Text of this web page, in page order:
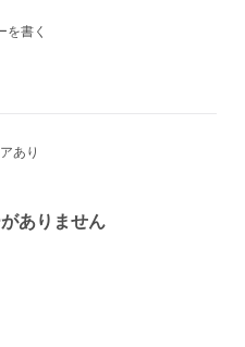
を書く
あり
ありません